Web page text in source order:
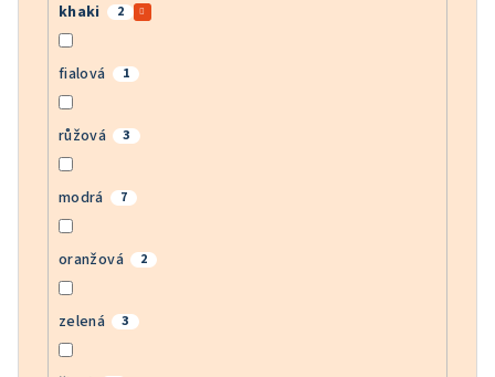
khaki 2
fialová 1
růžová 3
modrá 7
oranžová 2
zelená 3